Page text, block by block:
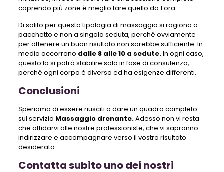
coprendo più zone è meglio fare quello da 1 ora.
Di solito per questa tipologia di massaggio si ragiona a
pacchetto e non a singola seduta, perché ovviamente
per ottenere un buon risultato non sarebbe sufficiente. In
media occorrono dalle 8 alle 10 a sedute.In ogni caso,
questo lo si potrà stabilire solo in fase di consulenza,
perché ogni corpo è diverso ed ha esigenze differenti.
Conclusioni
Speriamo di essere riusciti a dare un quadro completo
sul servizio Massaggio drenante.Adesso non vi resta
che affidarvi alle nostre professioniste, che vi sapranno
indirizzare e accompagnare verso il vostro risultato
desiderato.
Contatta subito uno dei nostri